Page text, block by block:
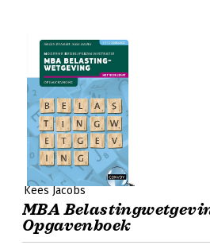
Kees Jacobs
MBA
Opgavenboek